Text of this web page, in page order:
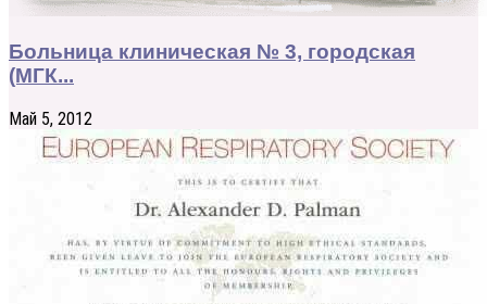
Больница клиническая № 3, городская
(МГК...
Май 5, 2012